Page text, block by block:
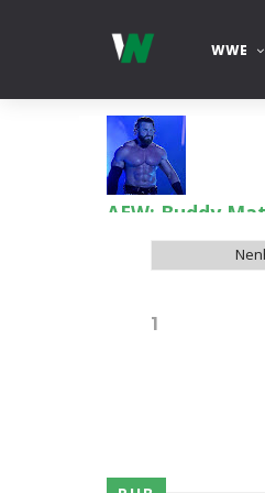
WWE
AEW: Buddy
SCSA867-Aug 08
SCSA867
1